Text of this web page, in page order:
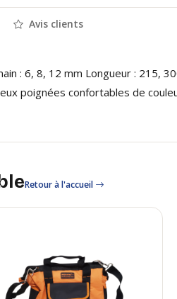
Avis clients
: 6, 8, 12 mm Longueur : 215,
poignées confortables de
Retour à l'accueil